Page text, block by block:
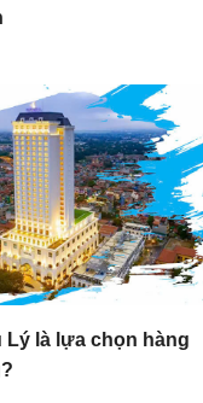
Lý là lựa chọn hàng